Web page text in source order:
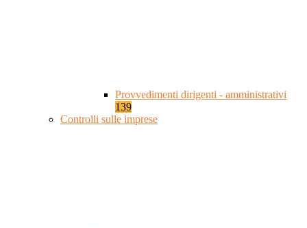
Provvedimenti dirigenti - amministrativi
139
Controlli sulle imprese